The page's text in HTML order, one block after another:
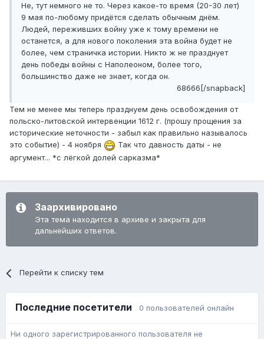
Не, тут немного не то. Через какое-то время (20-30 лет)
9 мая по-любому придётся сделать обычным днём.
Людей, переживших войну уже к тому времени не
останется, а для нового поколения эта война будет не
более, чем страничка истории. Никто ж не празднует
день победы войны с Наполеоном, более того,
большинство даже не знает, когда он.
68666[/snapback]
Тем не менее мы теперь празднуем день освобождения от
польско-литовской интервенции 1612 г. (прошу прощения за
исторические неточности - забыл как правильно называлось
это событие) - 4 ноября
Так что давность даты - не
аргумент... *с лёгкой долей сарказма*
Заархивировано
Эта тема находится в архиве и закрыта для
дальнейших ответов.
Перейти к списку тем
Последние посетители 0 пользователей онлайн
Ни одного зарегистрированного пользователя не